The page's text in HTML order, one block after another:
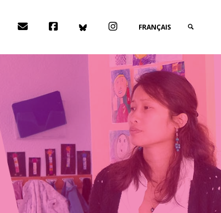
DONT DAVEDOMP
FACEBOOKBLUESKYINSTAGRAMFRANÇAIS
SEARCH